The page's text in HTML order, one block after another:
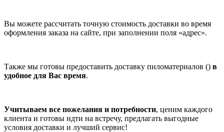
Вы можете рассчитать точную стоимость доставки во время
оформления заказа на сайте, при заполнении поля «адрес».
Также мы готовы предоставить доставку пиломатериалов () в
удобное для Вас время.
Учитываем все пожелания и потребности, ценим каждого
клиента и готовы идти на встречу, предлагать выгодные
условия доставки и лучший сервис!